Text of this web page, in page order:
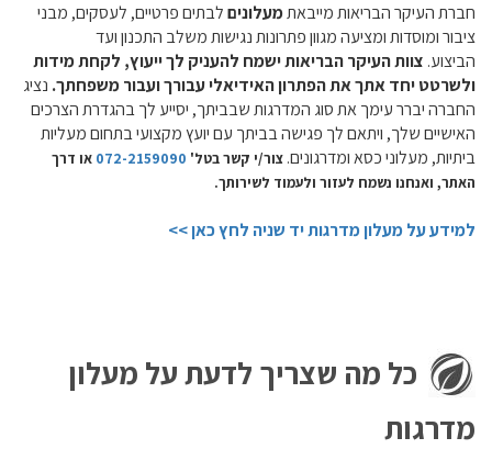
חברת העיקר הבריאות מייבאתמעלוניםלבתים פרטיים, לעסקים, מבני
ציבור ומוסדות ומציעה מגוון פתרונות נגישות משלב התכנון ועד
הביצוע. צוות העיקר הבריאות ישמח להעניק לך ייעוץ, לקחת מידות
ולשרטט יחד אתך את הפתרון האידיאלי עבורך ועבור משפחתך. נציג
החברה יברר עימך את סוג המדרגות שבביתך, יסייע לך בהגדרת הצרכים
האישיים שלך, ויתאם לך פגישה בביתך עם יועץ מקצועי בתחום מעליות
ביתיות, מעלוני כסא ומדרגונים. צור/י קשר בטל' 072-2159090 או דרך
האתר, ואנחנו נשמח לעזור ולעמוד לשירותך.
למידע על מעלון מדרגות יד שניה לחץ כאן >>
כל מה שצריך לדעת על מעלון
מדרגות